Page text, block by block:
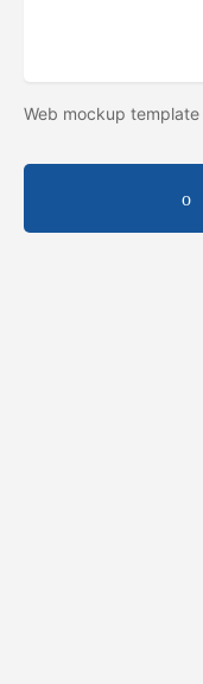
Web mockup template